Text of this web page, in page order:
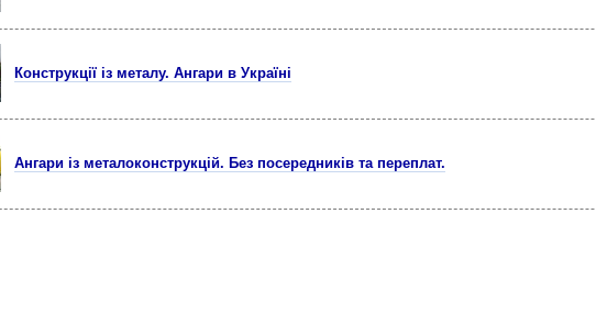
Конструкції із металу. Ангари в Україні
Ангари із металоконструкцій. Без посередників та переплат.